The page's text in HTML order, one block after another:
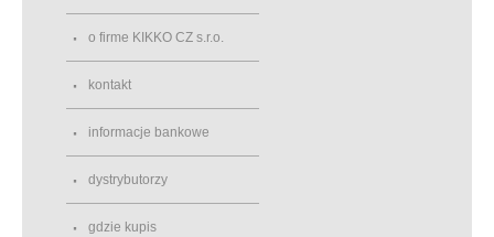
o firme KIKKO CZ s.r.o.
kontakt
informacje bankowe
dystrybutorzy
gdzie kupis